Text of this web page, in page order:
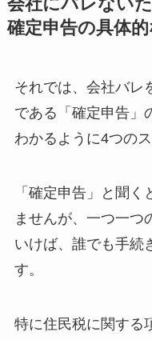
会社にバレない
確定申告の具体
それでは、会社バレ
である「確定申告」
わかるように4つの
「確定申告」と聞
ませんが、一つ一つ
いけば、誰でも手続
す。
特に住民税に関する